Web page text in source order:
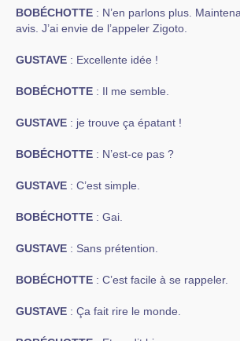
BOBÉCHOTTE : N’en parlons plus.
avis. J’ai envie de l’appeler Zigoto.
GUSTAVE : Excellente idée !
BOBÉCHOTTE : Il me semble.
GUSTAVE : je trouve ça épatant !
BOBÉCHOTTE : N’est-ce pas ?
GUSTAVE : C’est simple.
BOBÉCHOTTE : Gai.
GUSTAVE : Sans prétention.
BOBÉCHOTTE : C’est facile à se rappeler.
GUSTAVE : Ça fait rire le monde.